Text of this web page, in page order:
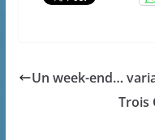
Un week-end…
Trois